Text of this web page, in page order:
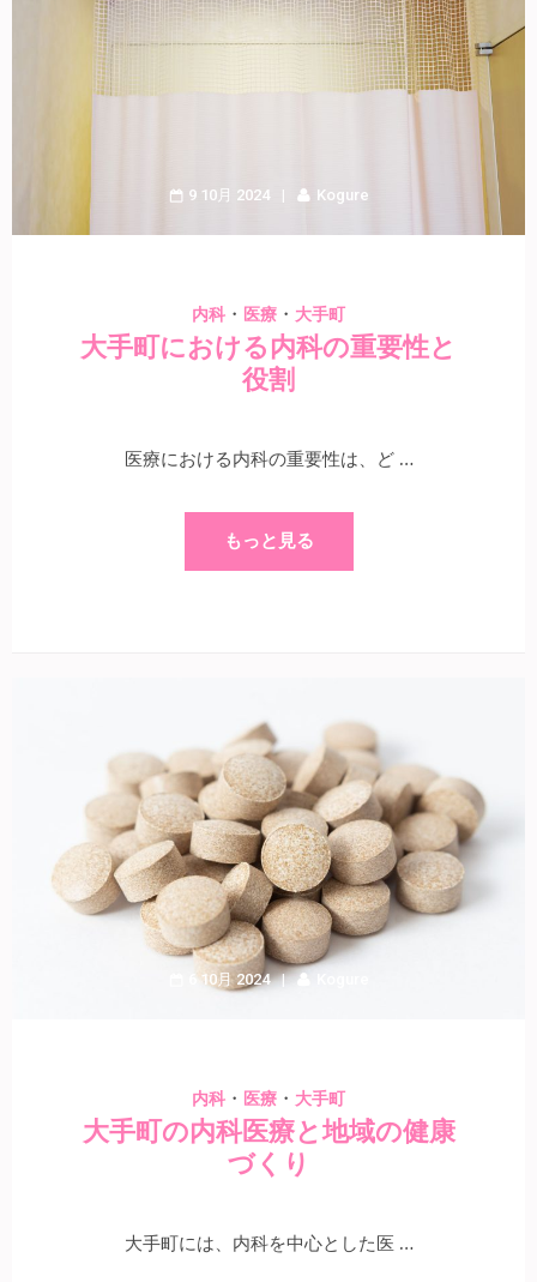
9 10月 2024 Kogure
内科 ・ 医療 ・ 大手町
大手町における内科の重要性と
役割
医療における内科の重要性は、ど …
もっと見る
6 10月 2024
内科 ・ 医療 ・ 大手町
大手町の内科医療と地域の健康
づくり
大手町には、内科を中心とした医 …